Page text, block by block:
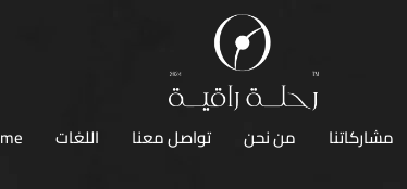
مشاركاتنا من نحن تواصل معنا اللغات